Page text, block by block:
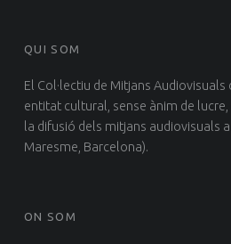
QUI SOM
El Col·lectiu de Mitjans Audiovisuals
entitat cultural, sense ànim de
la difusió dels mitjans audiovisuals a
Maresme, Barcelona).
ON SOM